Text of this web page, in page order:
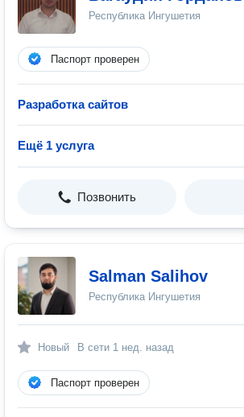
Республика Ингушетия
Паспорт проверен
Разработка сайтов
Ещё 1 услуга
Позвонить
Salman Salihov
Республика Ингушетия
Новый В сети 1 нед. назад
Паспорт проверен